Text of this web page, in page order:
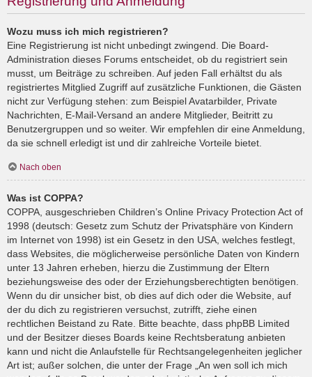
Wozu muss ich mich registrieren?
Eine Registrierung ist nicht unbedingt zwingend. Die Board-
Administration dieses Forums entscheidet, ob du registriert sein
musst, um Beiträge zu schreiben. Auf jeden Fall erhältst du als
registriertes Mitglied Zugriff auf zusätzliche Funktionen, die Gästen
nicht zur Verfügung stehen: zum Beispiel Avatarbilder, Private
Nachrichten, E-Mail-Versand an andere Mitglieder, Beitritt zu
Benutzergruppen und so weiter. Wir empfehlen dir eine Anmeldung,
da sie schnell erledigt ist und dir zahlreiche Vorteile bietet.
Nach oben
Was ist COPPA?
COPPA, ausgeschrieben Children’s Online Privacy Protection Act of
1998 (deutsch: Gesetz zum Schutz der Privatsphäre von Kindern
im Internet von 1998) ist ein Gesetz in den USA, welches festlegt,
dass Websites, die möglicherweise persönliche Daten von Kindern
unter 13 Jahren erheben, hierzu die Zustimmung der Eltern
beziehungsweise des oder der Erziehungsberechtigten benötigen.
Wenn du dir unsicher bist, ob dies auf dich oder die Website, auf
der du dich zu registrieren versuchst, zutrifft, ziehe einen
rechtlichen Beistand zu Rate. Bitte beachte, dass phpBB Limited
und der Besitzer dieses Boards keine Rechtsberatung anbieten
kann und nicht die Anlaufstelle für Rechtsangelegenheiten jeglicher
Art ist; außer solchen, die unter der Frage „An wen soll ich mich